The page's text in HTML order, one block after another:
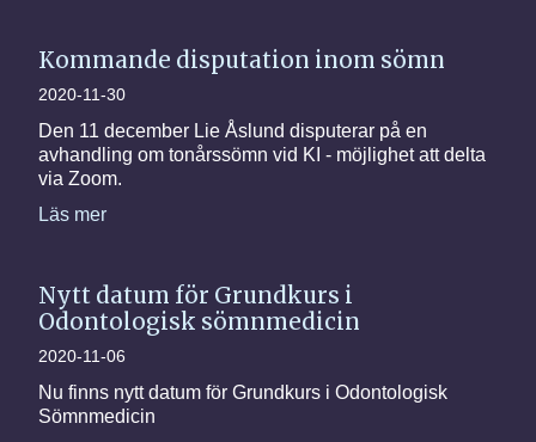
Kommande disputation inom sömn
2020-11-30
Den 11 december Lie Åslund disputerar på en
avhandling om tonårssömn vid KI - möjlighet att delta
via Zoom.
Läs mer
Nytt datum för Grundkurs i
Odontologisk sömnmedicin
2020-11-06
Nu finns nytt datum för Grundkurs i Odontologisk
Sömnmedicin